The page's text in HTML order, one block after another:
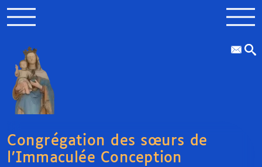
Congrégation des sœurs de
l’Immaculée Conception